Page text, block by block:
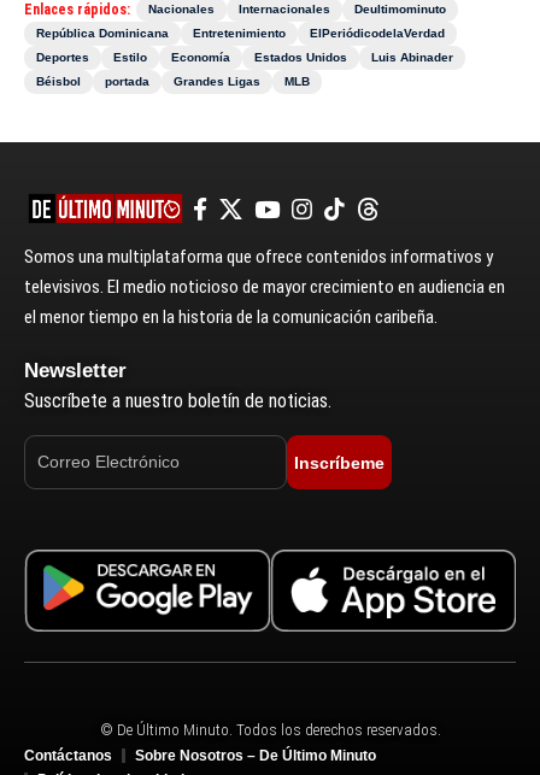
Enlaces rápidos: Nacionales Internacionales
Deultimominuto
República Dominicana
Entretenimiento
ElPeriódicodelaVerdad
Deportes
Estilo Economía Estados Unidos
Luis Abinader
Béisbol
portada Grandes Ligas MLB
Somos una multiplataforma que ofrece contenidos informativos y
televisivos. El medio noticioso de mayor crecimiento en audiencia en
el menor tiempo en la historia de la comunicación caribeña.
Newsletter
Suscríbete a nuestro boletín de noticias.
Inscríbeme
© De Último Minuto. Todos los derechos reservados.
Contáctanos
Sobre Nosotros – De Último Minuto